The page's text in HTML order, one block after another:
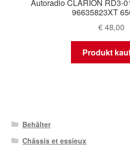
Autoradio CLARION RD3-
96635823XT
€48,00
Produkt
Behälter
Châssis et essieux